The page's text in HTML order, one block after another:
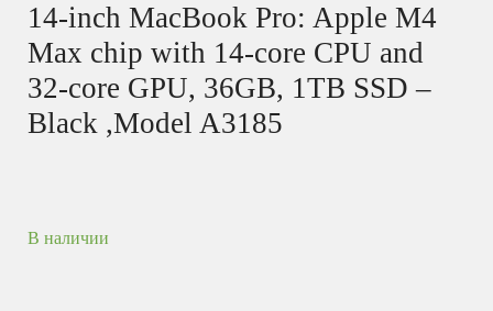
14-inch MacBook Pro: Apple M4
Max chip with 14‑core CPU and
32‑core GPU, 36GB, 1TB SSD –
Black ,Model A3185
В наличии